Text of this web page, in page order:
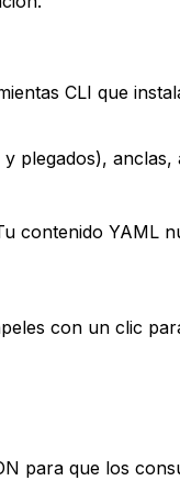
CLI que
contenido
con un clic
para que los